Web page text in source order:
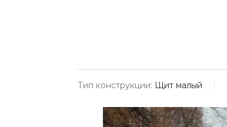
Тип конструкции: Щит малый